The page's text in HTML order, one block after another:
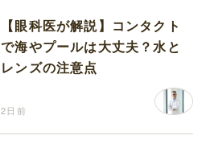
【眼科医が解説】コンタクト
で海やプールは大丈夫？水と
レンズの注意点
2日前